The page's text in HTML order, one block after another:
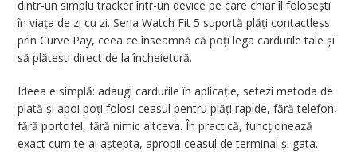
dintr-un simplu tracker într-un device pe care chiar îl folosești
în viața de zi cu zi. Seria Watch Fit 5 suportă plăți contactless
prin Curve Pay, ceea ce înseamnă că poți lega cardurile tale și
să plătești direct de la încheietură.
Ideea e simplă: adaugi cardurile în aplicație, setezi metoda de
plată și apoi poți folosi ceasul pentru plăți rapide, fără telefon,
fără portofel, fără nimic altceva. În practică, funcționează
exact cum te-ai aștepta, apropii ceasul de terminal și gata.